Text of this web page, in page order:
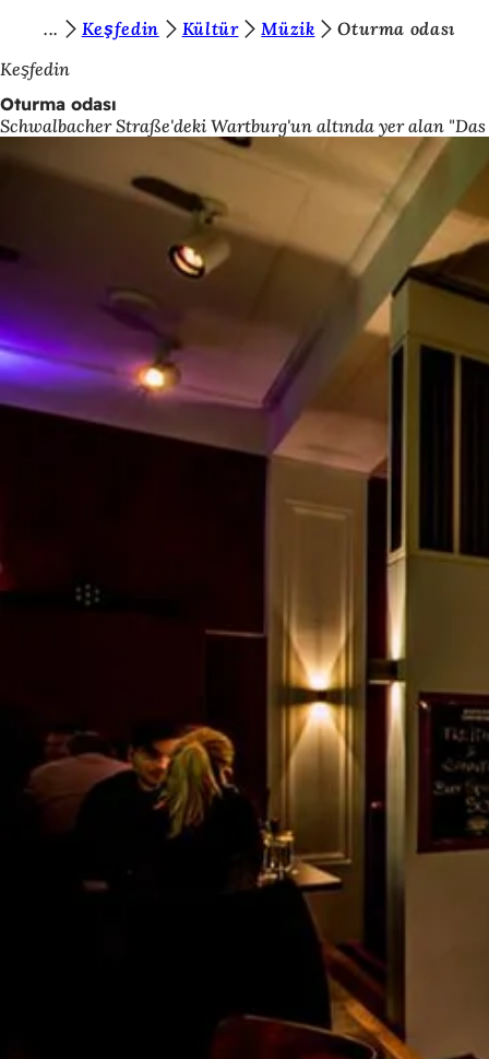
İçeriğe atla
u
r
a
ı
n
ı
z
:
Keşfedin Kültür Müzik
Oturma odası
Keşfedin
Oturma odası
Schwalbacher Straße'deki Wartburg'un altında yer alan